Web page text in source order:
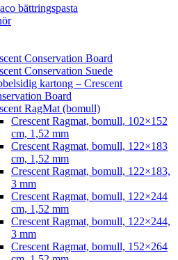
bättringspasta
Conservation Board
Conservation Suede
kartong – Crescent
Board
RagMat (bomull)
Crescent Ragmat, bomull, 102×152
cm, 1,52 mm
Crescent Ragmat, bomull, 122×183
cm, 1,52 mm
Crescent Ragmat, bomull, 122×183,
3 mm
Crescent Ragmat, bomull, 122×244
cm, 1,52 mm
Crescent Ragmat, bomull, 122×244,
3 mm
Crescent Ragmat, bomull, 152×264